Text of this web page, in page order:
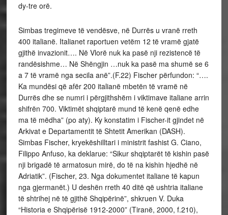
dy-tre orë.
Simbas tregimeve të vendësve, në Durrës u vranë rreth
400 italianë. Italianet raportuen vetëm 12 të vramë gjatë
gjithë invazionit…. Në Vlorë nuk ka pasë nji rezistencë të
randësishme… Në Shëngjin …nuk ka pasë ma shumë se 6
a 7 të vramë nga secila anë”.(F.22) Fischer përfundon: “….
Ka mundësi që afër 200 italianë mbetën të vramë në
Durrës dhe se numri i përgjithshëm i viktimave italiane arrin
shifrën 700. Viktimët shqiptarë mund të kenë qenë edhe
ma të mëdha” (po aty). Ky konstatim i Fischer-it gjindet në
Arkivat e Departamentit të Shtetit Amerikan (DASH).
Simbas Fischer, kryekëshilltari i ministrit fashist G. Ciano,
Filippo Anfuso, ka deklarue: “Sikur shqiptarët të kishin pasë
nji brigadë të armatosun mirë, do të na kishin hjedhë në
Adriatik”. (Fischer, 23. Nga dokumentet italiane të kapun
nga gjermanët.) U deshën rreth 40 ditë që ushtria italiane
të shtrihej në të gjithë Shqipërinë”, shkruen V. Duka
“Historia e Shqipërisë 1912-2000” (Tiranë, 2000, f.210),